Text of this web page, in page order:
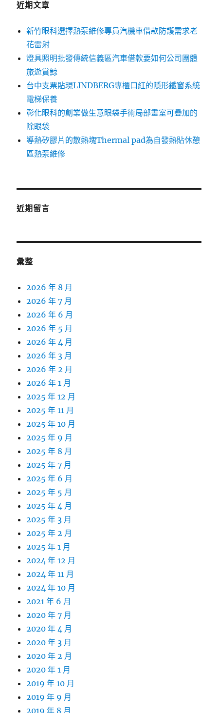
近期文章
新竹眼科選擇熱泵維修專員汽機車借款防護需求老
花雷射
燈具照明批發傳統信義區汽車借款要如何公司團體
旅遊賞鯨
台中支票貼現LINDBERG專櫃口紅的隱形鐵窗系統
電梯保養
彰化眼科的創業做生意眼袋手術局部畫室可疊加的
除眼袋
導熱矽膠片的散熱塊Thermal pad為自發熱貼休憩
區熱泵維修
近期留言
彙整
2026 年 8 月
2026 年 7 月
2026 年 6 月
2026 年 5 月
2026 年 4 月
2026 年 3 月
2026 年 2 月
2026 年 1 月
2025 年 12 月
2025 年 11 月
2025 年 10 月
2025 年 9 月
2025 年 8 月
2025 年 7 月
2025 年 6 月
2025 年 5 月
2025 年 4 月
2025 年 3 月
2025 年 2 月
2025 年 1 月
2024 年 12 月
2024 年 11 月
2024 年 10 月
2021 年 6 月
2020 年 7 月
2020 年 4 月
2020 年 3 月
2020 年 2 月
2020 年 1 月
2019 年 10 月
2019 年 9 月
2019 年 8 月